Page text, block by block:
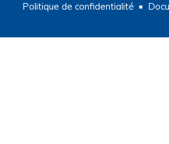
Politique de confidentialité